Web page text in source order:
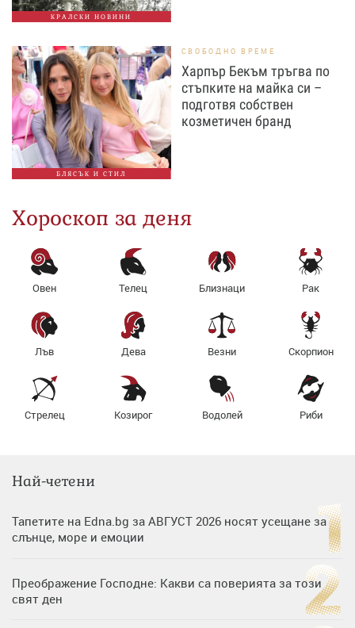
КРАЛСКИ НОВИНИ
БЛЯСЪК И СТИЛ
СВОБОДНО ВРЕМЕ
Харпър Бекъм тръгва по
стъпките на майка си –
подготвя собствен
козметичен бранд
Хороскоп за деня
Овен Телец Близнаци Рак
Лъв Дева Везни Скорпион
Стрелец Козирог Водолей Риби
Най-четени
Тапетите на Edna.bg за АВГУСТ 2026 носят усещане за
слънце, море и емоции
Преображение Господне: Какви са поверията за този
свят ден